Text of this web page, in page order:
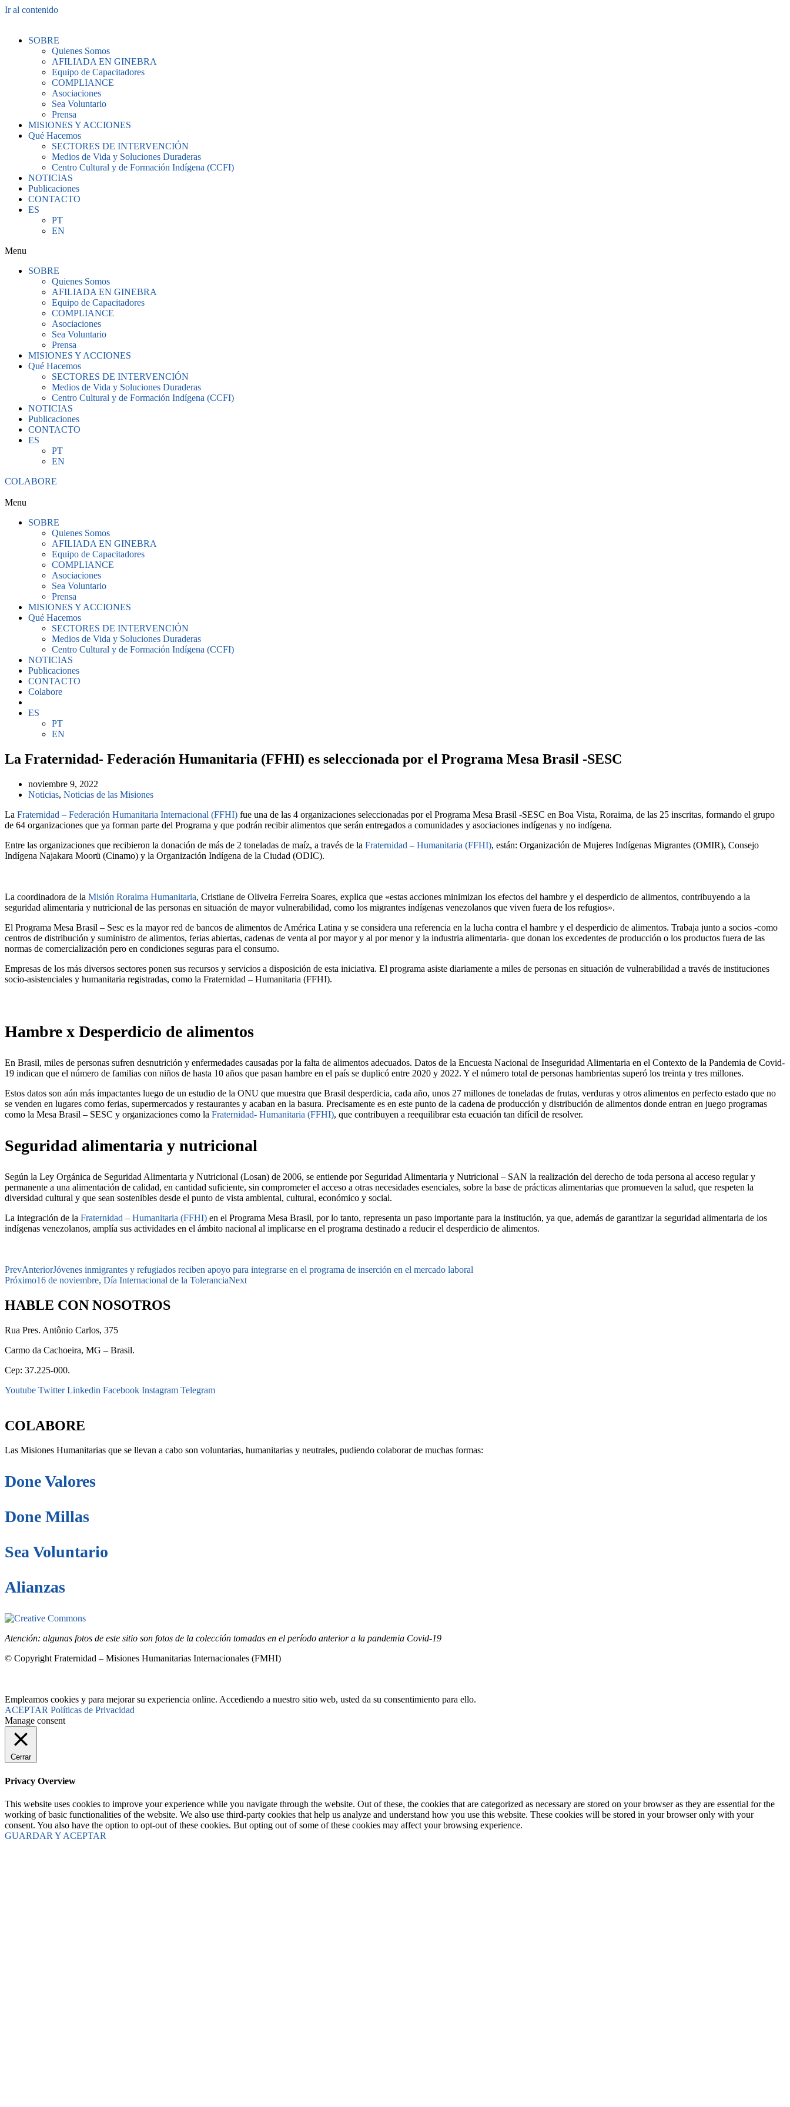
Ir al contenido
SOBRE
Quienes Somos
AFILIADA EN GINEBRA
Equipo de Capacitadores
COMPLIANCE
Asociaciones
Sea Voluntario
Prensa
MISIONES Y ACCIONES
Qué Hacemos
SECTORES DE INTERVENCIÓN
Medios de Vida y Soluciones Duraderas
Centro Cultural y de Formación Indígena (CCFI)
NOTICIAS
Publicaciones
CONTACTO
ES
PT
EN
Menu
SOBRE
Quienes Somos
AFILIADA EN GINEBRA
Equipo de Capacitadores
COMPLIANCE
Asociaciones
Sea Voluntario
Prensa
MISIONES Y ACCIONES
Qué Hacemos
SECTORES DE INTERVENCIÓN
Medios de Vida y Soluciones Duraderas
Centro Cultural y de Formación Indígena (CCFI)
NOTICIAS
Publicaciones
CONTACTO
ES
PT
EN
COLABORE
Menu
SOBRE
Quienes Somos
AFILIADA EN GINEBRA
Equipo de Capacitadores
COMPLIANCE
Asociaciones
Sea Voluntario
Prensa
MISIONES Y ACCIONES
Qué Hacemos
SECTORES DE INTERVENCIÓN
Medios de Vida y Soluciones Duraderas
Centro Cultural y de Formación Indígena (CCFI)
NOTICIAS
Publicaciones
CONTACTO
Colabore
ES
PT
EN
La Fraternidad- Federación Humanitaria (FFHI) es seleccionada por el Programa Mesa Brasil -SESC
noviembre 9, 2022
Noticias, Noticias de las Misiones
La Fraternidad – Federación Humanitaria Internacional (FFHI) fue una de las 4 organizaciones seleccionadas por el Programa Mesa Brasil -SESC en Boa Vista, Roraima, de las 25 inscritas, formando el grupo
de 64 organizaciones que ya forman parte del Programa y que podrán recibir alimentos que serán entregados a comunidades y asociaciones indígenas y no indígena.
Entre las organizaciones que recibieron la donación de más de 2 toneladas de maíz, a través de la Fraternidad – Humanitaria (FFHI), están: Organización de Mujeres Indígenas Migrantes (OMIR), Consejo
Indígena Najakara Moorü (Cinamo) y la Organización Indígena de la Ciudad (ODIC).
La coordinadora de la Misión Roraima Humanitaria, Cristiane de Oliveira Ferreira Soares, explica que «estas acciones minimizan los efectos del hambre y el desperdicio de alimentos, contribuyendo a la
seguridad alimentaria y nutricional de las personas en situación de mayor vulnerabilidad, como los migrantes indígenas venezolanos que viven fuera de los refugios».
El Programa Mesa Brasil – Sesc es la mayor red de bancos de alimentos de América Latina y se considera una referencia en la lucha contra el hambre y el desperdicio de alimentos. Trabaja junto a socios -como
centros de distribución y suministro de alimentos, ferias abiertas, cadenas de venta al por mayor y al por menor y la industria alimentaria- que donan los excedentes de producción o los productos fuera de las
normas de comercialización pero en condiciones seguras para el consumo.
Empresas de los más diversos sectores ponen sus recursos y servicios a disposición de esta iniciativa. El programa asiste diariamente a miles de personas en situación de vulnerabilidad a través de instituciones
socio-asistenciales y humanitaria registradas, como la Fraternidad – Humanitaria (FFHI).
Hambre x Desperdicio de alimentos
En Brasil, miles de personas sufren desnutrición y enfermedades causadas por la falta de alimentos adecuados. Datos de la Encuesta Nacional de Inseguridad Alimentaria en el Contexto de la Pandemia de Covid-
19 indican que el número de familias con niños de hasta 10 años que pasan hambre en el país se duplicó entre 2020 y 2022. Y el número total de personas hambrientas superó los treinta y tres millones.
Estos datos son aún más impactantes luego de un estudio de la ONU que muestra que Brasil desperdicia, cada año, unos 27 millones de toneladas de frutas, verduras y otros alimentos en perfecto estado que no
se venden en lugares como ferias, supermercados y restaurantes y acaban en la basura. Precisamente es en este punto de la cadena de producción y distribución de alimentos donde entran en juego programas
como la Mesa Brasil – SESC y organizaciones como la Fraternidad- Humanitaria (FFHI), que contribuyen a reequilibrar esta ecuación tan difícil de resolver.
Seguridad alimentaria y nutricional
Según la Ley Orgánica de Seguridad Alimentaria y Nutricional (Losan) de 2006, se entiende por Seguridad Alimentaria y Nutricional – SAN la realización del derecho de toda persona al acceso regular y
permanente a una alimentación de calidad, en cantidad suficiente, sin comprometer el acceso a otras necesidades esenciales, sobre la base de prácticas alimentarias que promueven la salud, que respeten la
diversidad cultural y que sean sostenibles desde el punto de vista ambiental, cultural, económico y social.
La integración de la Fraternidad – Humanitaria (FFHI) en el Programa Mesa Brasil, por lo tanto, representa un paso importante para la institución, ya que, además de garantizar la seguridad alimentaria de los
indígenas venezolanos, amplía sus actividades en el ámbito nacional al implicarse en el programa destinado a reducir el desperdicio de alimentos.
PrevAnteriorJóvenes inmigrantes y refugiados reciben apoyo para integrarse en el programa de inserción en el mercado laboral
Próximo16 de noviembre, Día Internacional de la ToleranciaNext
HABLE CON NOSOTROS
Rua Pres. Antônio Carlos, 375
Carmo da Cachoeira, MG – Brasil.
Cep: 37.225-000.
Youtube Twitter Linkedin Facebook Instagram Telegram
COLABORE
Las Misiones Humanitarias que se llevan a cabo son voluntarias, humanitarias y neutrales, pudiendo colaborar de muchas formas:
Done Valores
Done Millas
Sea Voluntario
Alianzas
Atención: algunas fotos de este sitio son fotos de la colección tomadas en el período anterior a la pandemia Covid-19
© Copyright Fraternidad – Misiones Humanitarias Internacionales (FMHI)
Empleamos cookies y para mejorar su experiencia online. Accediendo a nuestro sitio web, usted da su consentimiento para ello.
ACEPTAR Políticas de Privacidad
Manage consent
Cerrar
Privacy Overview
This website uses cookies to improve your experience while you navigate through the website. Out of these, the cookies that are categorized as necessary are stored on your browser as they are essential for the
working of basic functionalities of the website. We also use third-party cookies that help us analyze and understand how you use this website. These cookies will be stored in your browser only with your
consent. You also have the option to opt-out of these cookies. But opting out of some of these cookies may affect your browsing experience.
GUARDAR Y ACEPTAR